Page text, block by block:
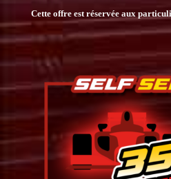
Cette offre est réservée aux